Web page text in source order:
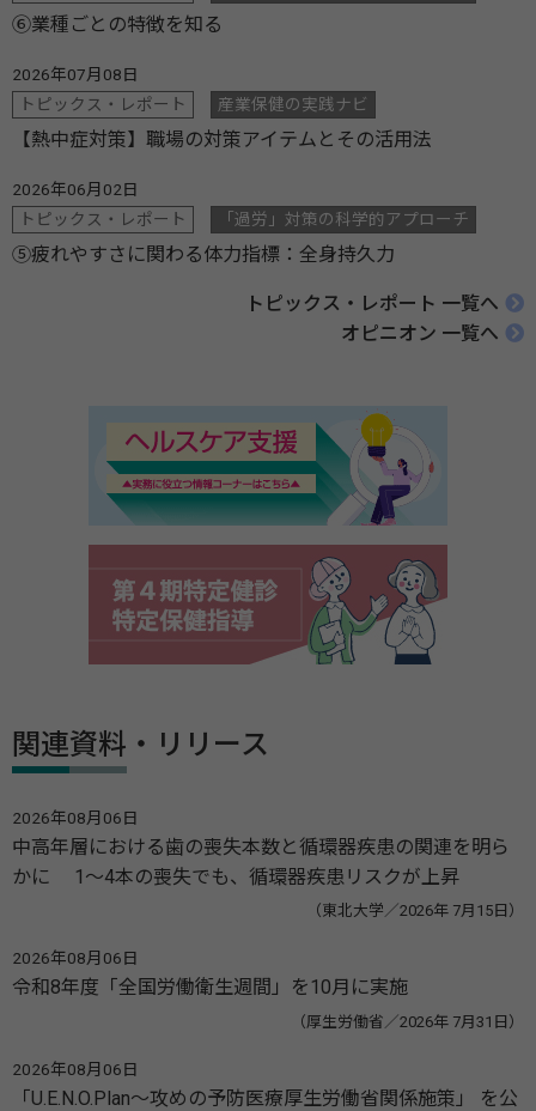
⑥業種ごとの特徴を知る
2026年07月08日
トピックス・レポート
産業保健の実践ナビ
【熱中症対策】職場の対策アイテムとその活用法
2026年06月02日
トピックス・レポート
「過労」対策の科学的アプローチ
⑤疲れやすさに関わる体力指標：全身持久力
トピックス・レポート 一覧へ
オピニオン 一覧へ
関連資料・リリース
2026年08月06日
中高年層における歯の喪失本数と循環器疾患の関連を明ら
かに 1～4本の喪失でも、循環器疾患リスクが上昇
（東北大学／2026年 7月15日）
2026年08月06日
令和8年度「全国労働衛生週間」を10月に実施
（厚生労働省／2026年 7月31日）
2026年08月06日
「U.E.N.O.Plan～攻めの予防医療厚生労働省関係施策」 を公